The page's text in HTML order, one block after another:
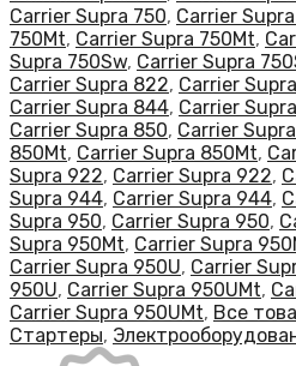
Carrier Supra 750, Carrier
750Mt, Carrier Supra 750Mt,
Supra 750Sw, Carrier Supra
Carrier Supra 822, Carrier
Carrier Supra 844, Carrier
Carrier Supra 850, Carrier
850Mt, Carrier Supra 850Mt,
Supra 922, Carrier Supra 922,
Supra 944, Carrier Supra 944,
Supra 950, Carrier Supra 950,
Supra 950Mt, Carrier Supra
Carrier Supra 950U, Carrier
950U, Carrier Supra 950UMt,
Carrier Supra 950UMt, Все
Стартеры,